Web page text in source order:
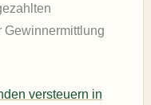
Gewinnermittlung
versteuern in